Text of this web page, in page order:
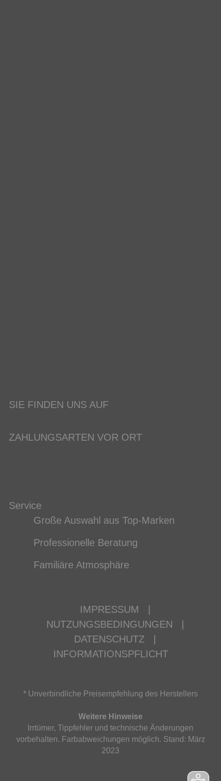
SIE FINDEN UNS AUF
ZAHLUNGSARTEN VOR ORT
Service
Große Auswahl aus Top-Marken
Professionelle Beratung
Familiäre Atmosphäre
IMPRESSUM
NUTZUNGSBEDINGUNGEN
DATENSCHUTZ
INFORMATIONSPFLICHT
* Unverbindliche Preisempfehlung des Herstellers
Weitere Hinweise
Irrtümer, Tippfehler und technische Änderungen
vorbehalten. Farbabweichungen möglich. Stand: März
2023